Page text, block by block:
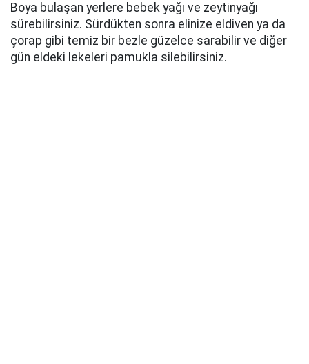
Boya bulaşan yerlere bebek yağı ve zeytinyağı
sürebilirsiniz. Sürdükten sonra elinize eldiven ya da
çorap gibi temiz bir bezle güzelce sarabilir ve diğer
gün eldeki lekeleri pamukla silebilirsiniz.